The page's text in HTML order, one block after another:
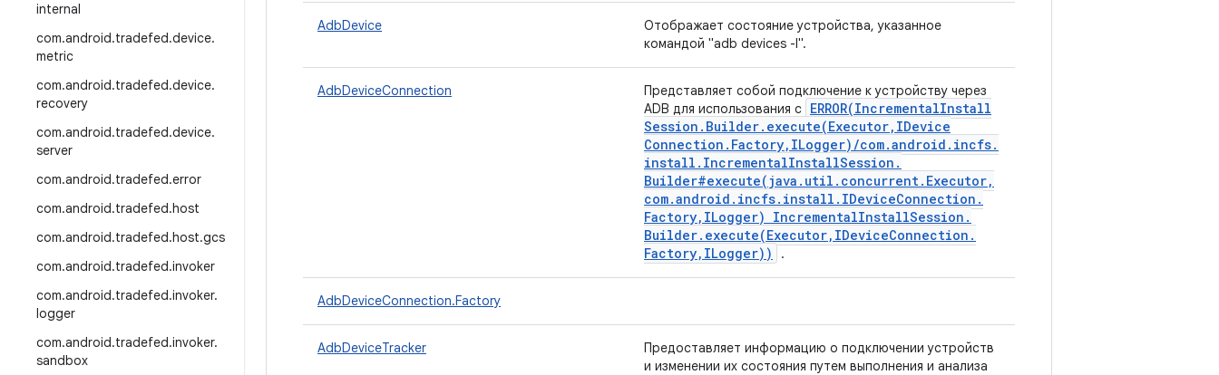
internal
com.android.tradefed.device.
metric
com.android.tradefed.device.
recovery
com.android.tradefed.device.
server
com.android.tradefed.error
com.android.tradefed.host
com.android.tradefed.host.gcs
com.android.tradefed.invoker
com.android.tradefed.invoker.
logger
com.android.tradefed.invoker.
sandbox
AdbDevice
Отображает состояние устройства, указанное
командой "adb devices -l".
AdbDeviceConnection
Представляет собой подключение к устройству через
ADB для использования с ERROR(IncrementalInstall
Session . Builder. execute(Executor, IDevice
Connection . Factory, ILogger) /com.android . incfs.
install . IncrementalInstallSession .
Builder#execute(java . util . concurrent. Executor,
com.android . incfs. install . IDeviceConnection .
Factory, ILogger) IncrementalInstallSession .
Builder. execute(Executor, IDeviceConnection .
Factory, ILogger)) .
AdbDeviceConnection.Factory
AdbDeviceTracker
Предоставляет информацию о подключении устройств
и изменении их состояния путем выполнения и анализа